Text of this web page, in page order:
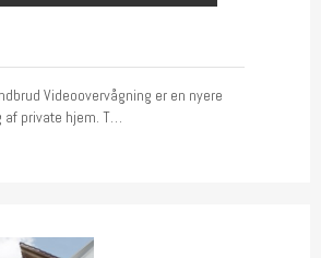
Videoovervågning er en nyere
af private hjem. T…